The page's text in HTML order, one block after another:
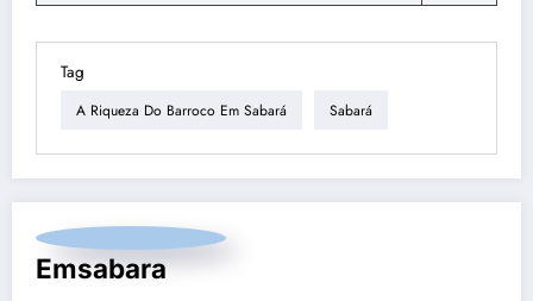
Tag
A Riqueza Do Barroco Em Sabará Sabará
Emsabara